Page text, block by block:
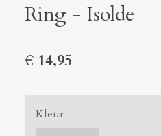
Ring - Isolde
€ 14,95
Kleur